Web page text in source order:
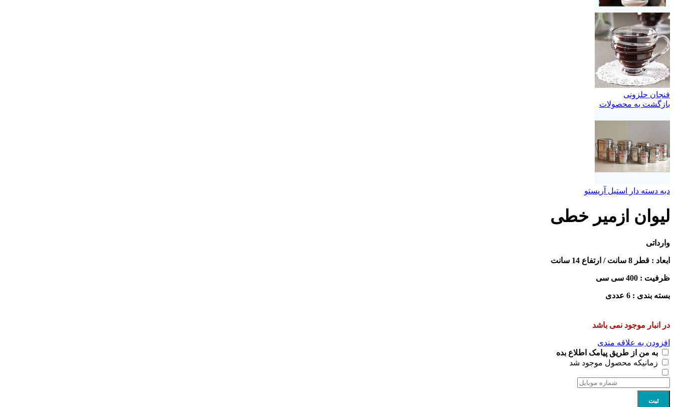
فنجان حلزونی
بازگشت به محصولات
دبه دسته دار استیل آریستو
لیوان ازمیر خطی
وارداتی
ابعاد : قطر 8 سانت / ارتفاع 14 سانت
ظرفیت : 400 سی سی
بسته بندی : 6 عددی
در انبار موجود نمی باشد
افزودن به علاقه مندی
به من از طریق پیامک اطلاع بده
زمانیکه محصول موجود شد
ثبت